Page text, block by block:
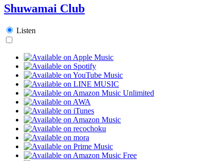
Shuwamai Club
Listen